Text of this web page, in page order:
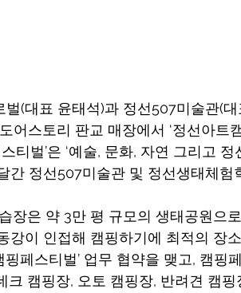
벌(대표 윤태석)과 정선507미술관(
어스토리 판교 매장에서 ‘정선아트
티벌’은 ‘예술, 문화, 자연 그리고
간 정선507미술관 및 정선생태체험
장은 약 3만 평 규모의 생태공원으
강이 인접해 캠핑하기에 최적의 장
핑페스티벌’ 업무 협약을 맺고, 캠핑
크 캠핑장, 오토 캠핑장, 반려견 캠